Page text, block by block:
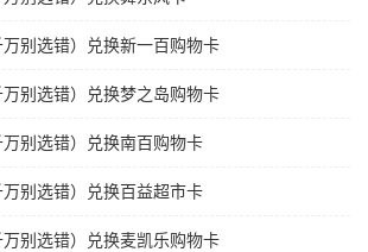
别选错）兑换新一百购物卡
别选错）兑换梦之岛购物卡
别选错）兑换南百购物卡
别选错）兑换百益超市卡
别选错）兑换麦凯乐购物卡